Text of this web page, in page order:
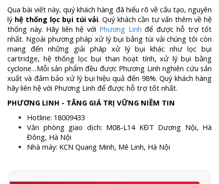
Qua bài viết này, quý khách hàng đã hiểu rõ về cấu tạo, nguyên
lý hệ thống lọc bụi túi vải. Quý khách cần tư vấn thêm về hệ
thống này. Hãy liên hệ với Phương Linh để được hỗ trợ tốt
nhất. Ngoài phương pháp xử lý bụi bằng túi vải chúng tôi còn
mang đến những giải pháp xử lý bụi khác như lọc bụi
cartridge, hệ thống lọc bụi than hoạt tính, xử lý bụi bằng
cyclone…Mỗi sản phẩm đều được Phương Linh nghiên cứu sản
xuất và đảm bảo xử lý bụi hiệu quả đến 98%. Quý khách hàng
hãy liên hệ với Phương Linh để được hỗ trợ tốt nhất.
PHƯƠNG LINH - TĂNG GIÁ TRỊ VỮNG NIỀM TIN
Hotline: 18009433
Văn phòng giao dịch: M08-L14 KĐT Dương Nội, Hà
Đông, Hà Nội
Nhà máy: KCN Quang Minh, Mê Linh, Hà Nội